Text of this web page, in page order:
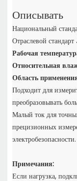
Описывать
Национальный
Отраслевой
Рабочая
Относительная
Область
Подходит для
преобразовывать
Малый ток для
прецизионных
электробезопасности.
Примечания:
Если нагрузка,